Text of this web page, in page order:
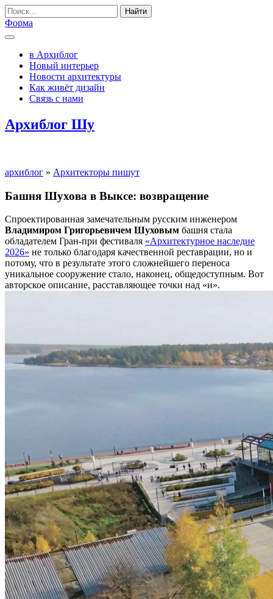
Найти
Форма
в Архиблог
Новый интерьер
Новости архитектуры
Как живёт дизайн
Связь с нами
Архиблог Шу
архиблог » Архитекторы пишут
Башня Шухова в Выксе: возвращение
Спроектированная замечательным русским инженером
Владимиром Григорьевичем Шуховым башня стала
обладателем Гран-при фестиваля «Архитектурное наследие
2026» не только благодаря качественной реставрации, но и
потому, что в результате этого сложнейшего переноса
уникальное сооружение стало, наконец, общедоступным. Вот
авторское описание, расставляющее точки над «и».